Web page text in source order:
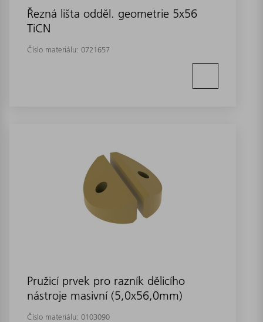
Řezná lišta odděl. geometrie 5x56
TiCN
Číslo materiálu: 0721657
Pružicí prvek pro razník dělicího
nástroje masivní (5,0x56,0mm)
Číslo materiálu: 0103090